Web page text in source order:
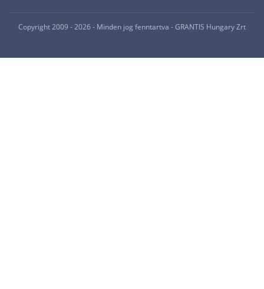
Copyright 2009 - 2026 - Minden jog fenntartva - GRANTIS Hungary Zrt